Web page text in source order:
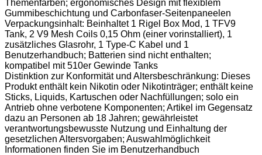
Themenfarben; ergonomisches Design mit flexiblem
Gummibeschichtung und Carbonfaser-Seitenpaneelen
Verpackungsinhalt: Beinhaltet 1 Rigel Box Mod, 1 TFV9
Tank, 2 V9 Mesh Coils 0,15 Ohm (einer vorinstalliert), 1
zusätzliches Glasrohr, 1 Type-C Kabel und 1
Benutzerhandbuch; Batterien sind nicht enthalten;
kompatibel mit 510er Gewinde Tanks
Distinktion zur Konformität und Altersbeschränkung: Dieses
Produkt enthält kein Nikotin oder Nikotinträger; enthält keine
Sticks, Liquids, Kartuschen oder Nachfüllungen; solo ein
Antrieb ohne verbotene Komponenten; Artikel im Gegensatz
dazu an Personen ab 18 Jahren; gewährleistet
verantwortungsbewusste Nutzung und Einhaltung der
gesetzlichen Altersvorgaben; Auswahlmöglichkeit
Informationen finden Sie im Benutzerhandbuch